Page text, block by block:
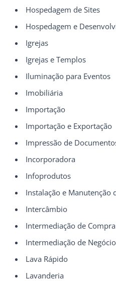
Hospedagem de Sites
Hospedagem e
Igrejas
Igrejas e Templos
Iluminação para Eventos
Imobiliária
Importação
Importação e Exportação
Impressão de
Incorporadora
Infoprodutos
Instalação e Manutenção
Intercâmbio
Intermediação de
Intermediação de
Lava Rápido
Lavanderia